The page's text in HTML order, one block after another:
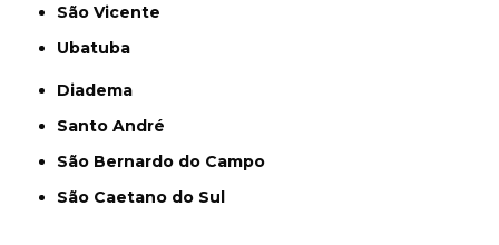
São Vicente
Ubatuba
Diadema
Santo André
São Bernardo do Campo
São Caetano do Sul